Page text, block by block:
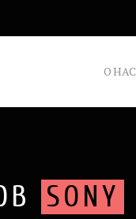
О НАС
SONY